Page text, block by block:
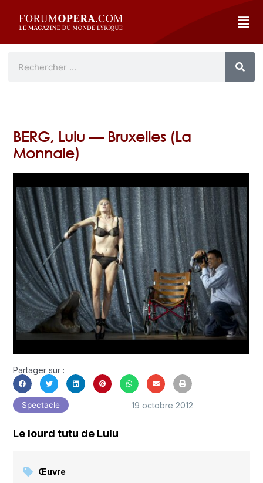
BERG, Lulu — Bruxelles (La
Monnaie)
Partager sur :
Spectacle 19 octobre 2012
Le lourd tutu de Lulu
Œuvre